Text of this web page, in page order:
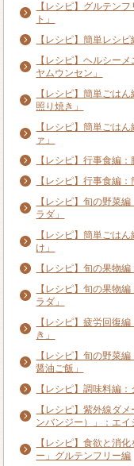
【レシピ】グルテン
ト」
【レシピ】簡単レシ
【レシピ】ヘルシー
ヤムウンセン」
【レシピ】簡単ごは
照り焼き」
【レシピ】簡単ごは
ァ」
【レシピ】行事食編
【レシピ】行事食編
【レシピ】旬の野菜
ラダ」
【レシピ】簡単ごは
け」
【レシピ】旬の果物
【レシピ】旬の果物
ラダ」
【レシピ】疲労回復
き」
【レシピ】旬の野菜
醤油ご飯」
【レシピ】調味料編
【レシピ】紫外線ダ
ンバンジー）」：エイ
【レシピ】食欲と消
ー」グルテンフリー編